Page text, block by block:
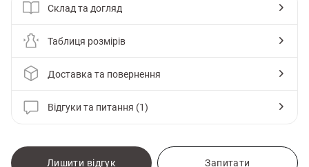
Склад та догляд
Таблиця розмірів
Доставка та повернення
Відгуки та питання (1)
Лишити відгук Запитати